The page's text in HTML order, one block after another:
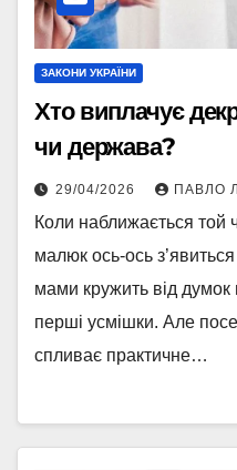
ЗАКОНИ УКРАЇНИ
Хто виплачує
чи держава?
29/04/2026 ПАВЛО
Коли наближається той
малюк ось-ось
мами кружить від
перші усмішки. Але
спливає практичне…